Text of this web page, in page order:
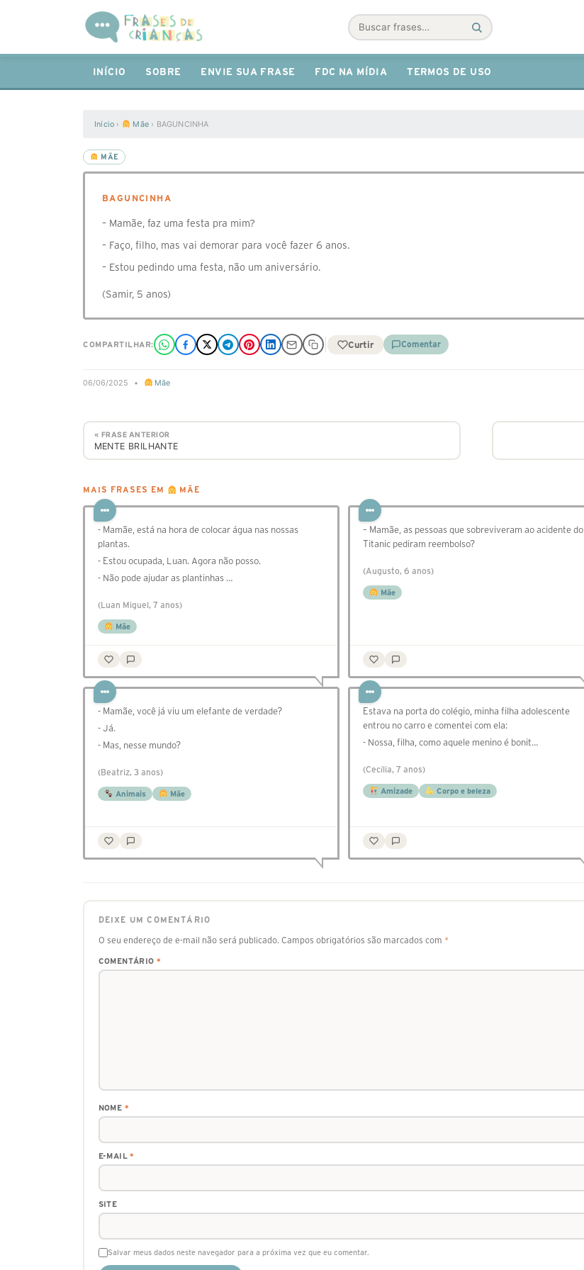
Buscar
INÍCIO SOBRE ENVIE SUA FRASE FDC NA MÍDIA TERMOS DE USO
Início › Mãe › BAGUNCINHA
MÃE
BAGUNCINHA
– Mamãe, faz uma festa pra mim?
– Faço, filho, mas vai demorar para você fazer 6 anos.
– Estou pedindo uma festa, não um aniversário.
(Samir, 5 anos)
COMPARTILHAR: Curtir Comentar
06/06/2025 • Mãe
« FRASE ANTERIOR
MENTE BRILHANTE
MAIS FRASES EM MÃE
- Mamãe, está na hora de colocar água nas nossas
plantas.
- Estou ocupada, Luan. Agora não posso.
- Não pode ajudar as plantinhas …
(Luan Miguel, 7 anos)
Mãe
– Mamãe, as pessoas que sobreviveram ao acidente do
Titanic pediram reembolso?
(Augusto, 6 anos)
Mãe
- Mamãe, você já viu um elefante de verdade?
- Já.
- Mas, nesse mundo?
(Beatriz, 3 anos)
Animais Mãe
Estava na porta do colégio, minha filha adolescente
entrou no carro e comentei com ela:
- Nossa, filha, como aquele menino é bonit…
(Cecília, 7 anos)
Amizade Corpo e beleza
DEIXE UM COMENTÁRIO
O seu endereço de e-mail não será publicado. Campos obrigatórios são marcados com *
COMENTÁRIO *
NOME *
E-MAIL*
SITE
Salvar meus dados neste navegador para a próxima vez que eu comentar.